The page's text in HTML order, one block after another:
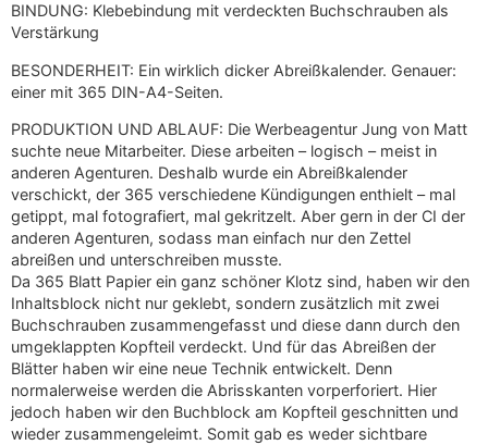
BINDUNG: Klebebindung mit verdeckten Buchschrauben als
Verstärkung
BESONDERHEIT: Ein wirklich dicker Abreißkalender. Genauer:
einer mit 365 DIN-A4-Seiten.
PRODUKTION UND ABLAUF: Die Werbeagentur Jung von Matt
suchte neue Mitarbeiter. Diese arbeiten – logisch – meist in
anderen Agenturen. Deshalb wurde ein Abreißkalender
verschickt, der 365 verschiedene Kündigungen enthielt – mal
getippt, mal fotografiert, mal gekritzelt. Aber gern in der CI der
anderen Agenturen, sodass man einfach nur den Zettel
abreißen und unterschreiben musste.
Da 365 Blatt Papier ein ganz schöner Klotz sind, haben wir den
Inhaltsblock nicht nur geklebt, sondern zusätzlich mit zwei
Buchschrauben zusammengefasst und diese dann durch den
umgeklappten Kopfteil verdeckt. Und für das Abreißen der
Blätter haben wir eine neue Technik entwickelt. Denn
normalerweise werden die Abrisskanten vorperforiert. Hier
jedoch haben wir den Buchblock am Kopfteil geschnitten und
wieder zusammengeleimt. Somit gab es weder sichtbare